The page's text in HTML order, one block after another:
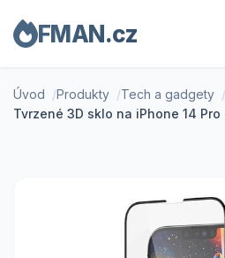
FMAN.cz
Úvod Produkty Tech a gadgety
Tvrzené 3D sklo na iPhone 14 Pro